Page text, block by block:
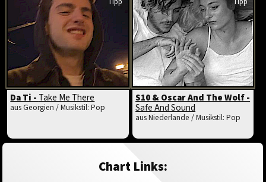
Da Ti -Take Me There
aus Georgien / Musikstil: Pop
S10 & Oscar And The Wolf -
Safe And Sound
aus Niederlande / Musikstil: Pop
Chart Links: